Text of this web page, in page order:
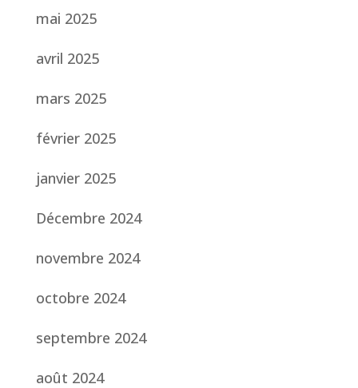
mai 2025
avril 2025
mars 2025
février 2025
janvier 2025
Décembre 2024
novembre 2024
octobre 2024
septembre 2024
août 2024